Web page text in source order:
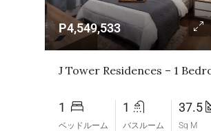
P4,549,533
J Tower Residences – 1
1
ベッドルーム
1
バスルーム
37.5
Sq M